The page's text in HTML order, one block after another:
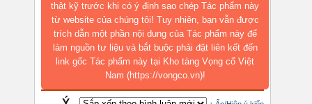
thật kỹ trước khi có ý định sao chép Tác phẩm này
từ website của chúng tôi! Tuy nhiên, bạn vẫn được
trích dẫn một phần nội dung của Tác phẩm này để
làm nguồn tư liệu và bắt buộc phải đặt liên kết đến
link gốc Tác phẩm này tại Kho tàng Vọng cổ Việt
Nam (https://vongco.vn)!